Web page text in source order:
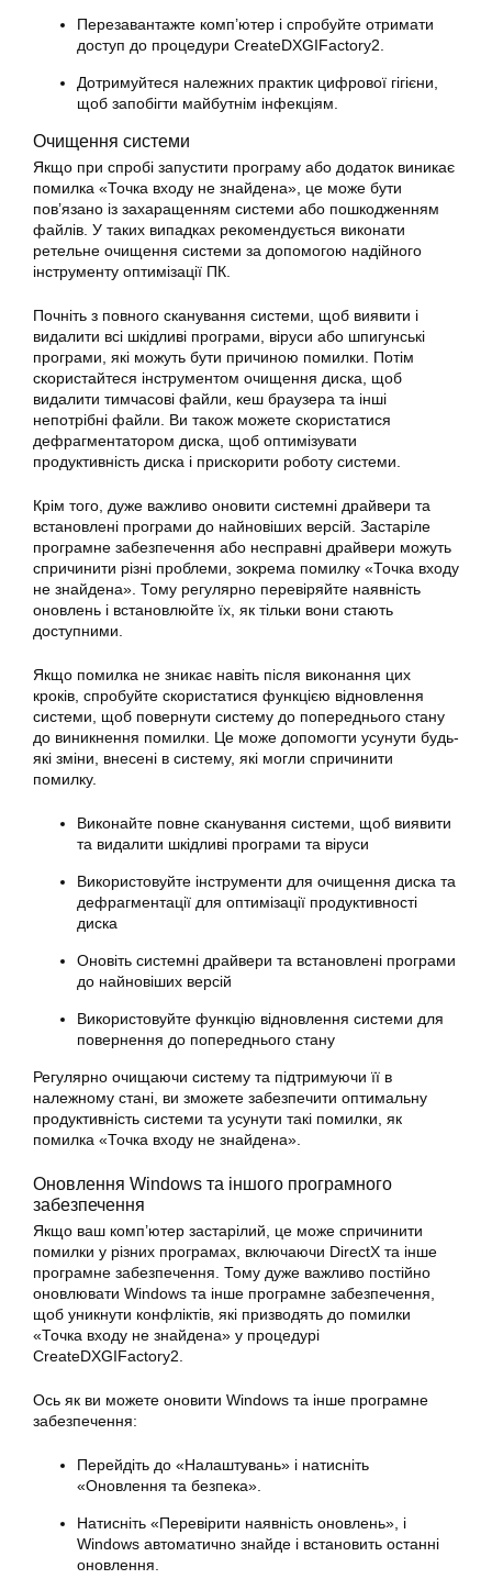
Перезавантажте комп’ютер і спробуйте отримати
доступ до процедури CreateDXGIFactory2.
Дотримуйтеся належних практик цифрової гігієни,
щоб запобігти майбутнім інфекціям.
Очищення системи
Якщо при спробі запустити програму або додаток виникає
помилка «Точка входу не знайдена», це може бути
пов’язано із захаращенням системи або пошкодженням
файлів. У таких випадках рекомендується виконати
ретельне очищення системи за допомогою надійного
інструменту оптимізації ПК.
Почніть з повного сканування системи, щоб виявити і
видалити всі шкідливі програми, віруси або шпигунські
програми, які можуть бути причиною помилки. Потім
скористайтеся інструментом очищення диска, щоб
видалити тимчасові файли, кеш браузера та інші
непотрібні файли. Ви також можете скористатися
дефрагментатором диска, щоб оптимізувати
продуктивність диска і прискорити роботу системи.
Крім того, дуже важливо оновити системні драйвери та
встановлені програми до найновіших версій. Застаріле
програмне забезпечення або несправні драйвери можуть
спричинити різні проблеми, зокрема помилку «Точка входу
не знайдена». Тому регулярно перевіряйте наявність
оновлень і встановлюйте їх, як тільки вони стають
доступними.
Якщо помилка не зникає навіть після виконання цих
кроків, спробуйте скористатися функцією відновлення
системи, щоб повернути систему до попереднього стану
до виникнення помилки. Це може допомогти усунути будь-
які зміни, внесені в систему, які могли спричинити
помилку.
Виконайте повне сканування системи, щоб виявити
та видалити шкідливі програми та віруси
Використовуйте інструменти для очищення диска та
дефрагментації для оптимізації продуктивності
диска
Оновіть системні драйвери та встановлені програми
до найновіших версій
Використовуйте функцію відновлення системи для
повернення до попереднього стану
Регулярно очищаючи систему та підтримуючи її в
належному стані, ви зможете забезпечити оптимальну
продуктивність системи та усунути такі помилки, як
помилка «Точка входу не знайдена».
Оновлення Windows та іншого програмного
забезпечення
Якщо ваш комп’ютер застарілий, це може спричинити
помилки у різних програмах, включаючи DirectX та інше
програмне забезпечення. Тому дуже важливо постійно
оновлювати Windows та інше програмне забезпечення,
щоб уникнути конфліктів, які призводять до помилки
«Точка входу не знайдена» у процедурі
CreateDXGIFactory2.
Ось як ви можете оновити Windows та інше програмне
забезпечення:
Перейдіть до «Налаштувань» і натисніть
«Оновлення та безпека».
Натисніть «Перевірити наявність оновлень», і
Windows автоматично знайде і встановить останні
оновлення.